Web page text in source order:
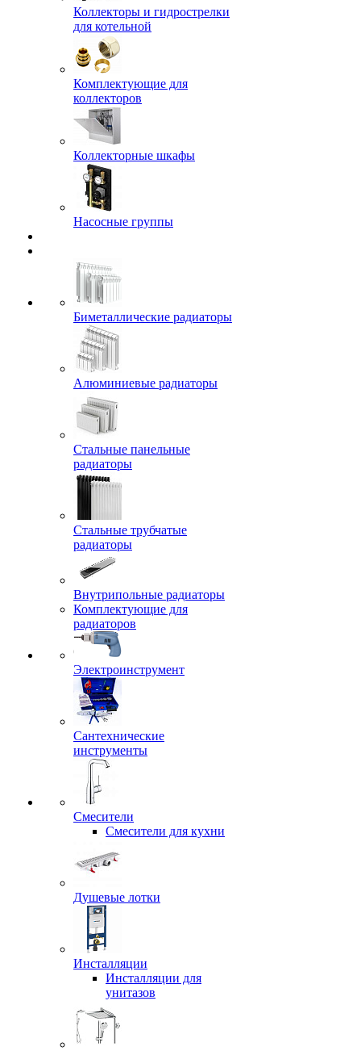
Коллекторы и гидрострелки
для котельной
Комплектующие для
коллекторов
Коллекторные шкафы
Насосные группы
Биметаллические радиаторы
Алюминиевые радиаторы
Стальные панельные
радиаторы
Стальные трубчатые
радиаторы
Внутрипольные радиаторы
Комплектующие для
радиаторов
Электроинструмент
Сантехнические
инструменты
Смесители
Смесители для кухни
Душевые лотки
Инсталляции
Инсталляции для
унитазов